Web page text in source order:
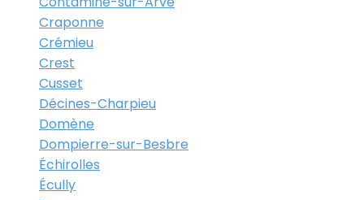
Craponne
Crémieu
Crest
Cusset
Décines-Charpieu
Domène
Dompierre-sur-Besbre
Échirolles
Écully